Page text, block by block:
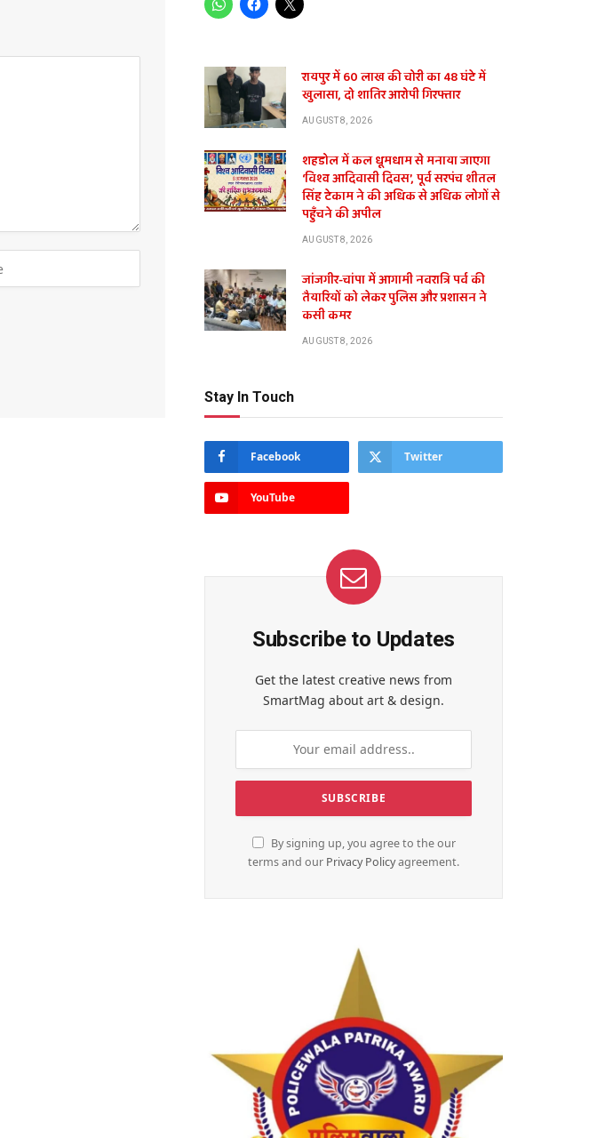
रायपुर में 60 लाख की चोरी का 48 घंटे में
खुलासा, दो शातिर आरोपी गिरफ्तार
AUGUST 8, 2026
शहडोल में कल धूमधाम से मनाया जाएगा
‘विश्व आदिवासी दिवस’, पूर्व सरपंच शीतल
सिंह टेकाम ने की अधिक से अधिक लोगों से
पहुँचने की अपील
AUGUST 8, 2026
जांजगीर-चांपा में आगामी नवरात्रि पर्व की
तैयारियों को लेकर पुलिस और प्रशासन ने
कसी कमर
AUGUST 8, 2026
Stay In Touch
Facebook Twitter
YouTube
Subscribe to Updates
Get the latest creative news from
SmartMag about art & design.
By signing up, you agree to the our
terms and our Privacy Policyagreement.